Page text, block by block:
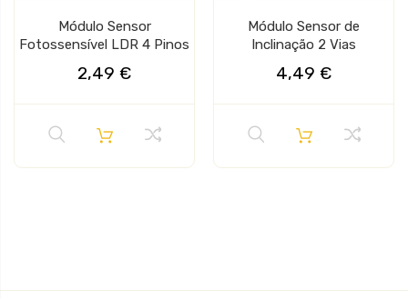
Módulo Sensor
Fotossensível LDR 4 Pinos
2,49 €
Módulo Sensor de
Inclinação 2 Vias
4,49 €